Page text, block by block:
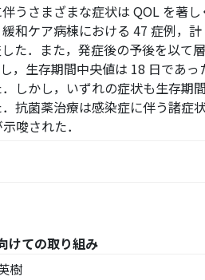
うさまざまな症状は QOL を著
和ケア病棟における 47 症例，
た．また，発症後の予後を以て
，生存期間中央値は 18 日であ
しかし，いずれの症状も生存期
抗菌薬治療は感染症に伴う諸症
唆された．
けての取り組み
樹